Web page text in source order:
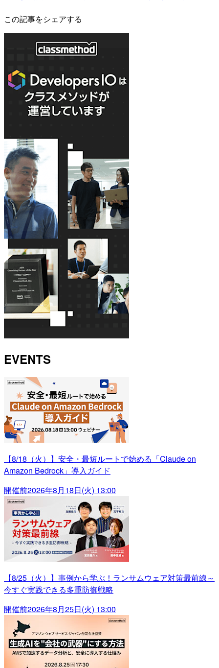
この記事をシェアする
EVENTS
【8/18（火）】安全・最短ルートで始める「Claude on
Amazon Bedrock」導入ガイド
開催前2026年8月18日(火) 13:00
【8/25（火）】事例から学ぶ！ランサムウェア対策最前線～
今すぐ実践できる多重防御戦略
開催前2026年8月25日(火) 13:00